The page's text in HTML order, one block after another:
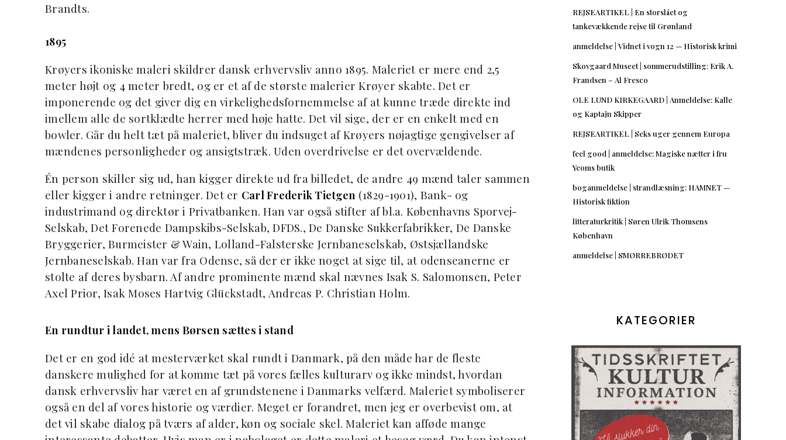
Brandts.
1895
Krøyers ikoniske maleri skildrer dansk erhvervsliv anno 1895. Maleriet er mere end 2,5
meter højt og 4 meter bredt, og er et af de største malerier Krøyer skabte. Det er
imponerende og det giver dig en virkelighedsfornemmelse af at kunne træde direkte ind
imellem alle de sortklædte herrer med høje hatte. Det vil sige, der er en enkelt med en
bowler. Går du helt tæt på maleriet, bliver du indsuget af Krøyers nøjagtige gengivelser af
mændenes personligheder og ansigtstræk. Uden overdrivelse er det overvældende.
Én person skiller sig ud, han kigger direkte ud fra billedet, de andre 49 mænd taler sammen
eller kigger i andre retninger. Det er Carl Frederik Tietgen (1829-1901), Bank- og
industrimand og direktør i Privatbanken. Han var også stifter af bl.a. Københavns Sporvej-
Selskab, Det Forenede Dampskibs-Selskab, DFDS., De Danske Sukkerfabrikker, De Danske
Bryggerier, Burmeister & Wain, Lolland-Falsterske Jernbaneselskab, Østsjællandske
Jernbaneselskab. Han var fra Odense, så der er ikke noget at sige til, at odenseanerne er
stolte af deres bysbarn. Af andre prominente mænd skal nævnes Isak S. Salomonsen, Peter
Axel Prior, Isak Moses Hartvig Glückstadt, Andreas P. Christian Holm.
En rundtur i landet, mens Børsen sættes i stand
Det er en god idé at mesterværket skal rundt i Danmark, på den måde har de fleste
danskere mulighed for at komme tæt på vores fælles kulturarv og ikke mindst, hvordan
dansk erhvervsliv har været en af grundstenene i Danmarks velfærd. Maleriet symboliserer
også en del af vores historie og værdier. Meget er forandret, men jeg er overbevist om, at
det vil skabe dialog på tværs af alder, køn og sociale skel. Maleriet kan afføde mange
REJSEARTIKEL | En storslået og
tankevækkende rejse til Grønland
anmeldelse | Vidnet i vogn 12 — Historisk krimi
Skovgaard Museet | sommerudstilling: Erik A.
Frandsen – Al Fresco
OLE LUND KIRKEGAARD | Anmeldelse: Kalle
og Kaptajn Skipper
REJSEARTIKEL | Seks uger gennem Europa
feel good | anmeldelse: Magiske nætter i fru
Yeoms butik
boganmeldelse | strandlæsning: HAMNET —
Historisk fiktion
litteraturkritik | Søren Ulrik Thomsens
København
anmeldelse | SMØRREBRØDET
KATEGORIER